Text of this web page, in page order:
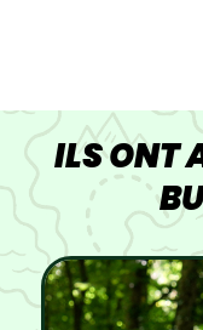
ILS ONT